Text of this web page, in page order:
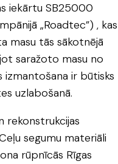
iekārtu SB25000
„Roadtec”) , kas
masu tās sākotnējā
saražoto masu no
ir būtisks
uzlabošanā.
rekonstrukcijas
segumu materiāli
rūpnīcās Rīgas